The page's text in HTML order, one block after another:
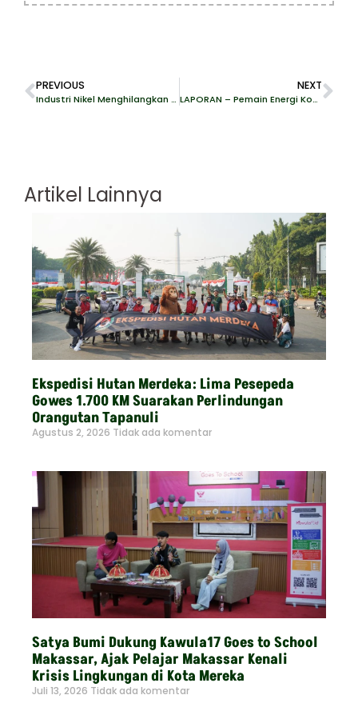
PREVIOUS
Industri Nikel Menghilangkan Sumber Penghasilan Warga Kabaena
NEXT
LAPORAN – Pemain Energi Kotor di Transisi Bersih: Analisis Individu Berpengaruh dalam Bisnis-Bisnis Energi Terbarukan
Artikel Lainnya
Ekspedisi Hutan Merdeka: Lima Pesepeda
Gowes 1.700 KM Suarakan Perlindungan
Orangutan Tapanuli
Agustus 2, 2026 Tidak ada komentar
Satya Bumi Dukung Kawula17 Goes to School
Makassar, Ajak Pelajar Makassar Kenali
Krisis Lingkungan di Kota Mereka
Juli 13, 2026 Tidak ada komentar